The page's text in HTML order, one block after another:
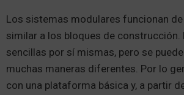
Los sistemas modulares funcionan
similar a los bloques de construcción.
sencillas por sí mismas, pero se
muchas maneras diferentes. Por lo
con una plataforma básica y, a partir